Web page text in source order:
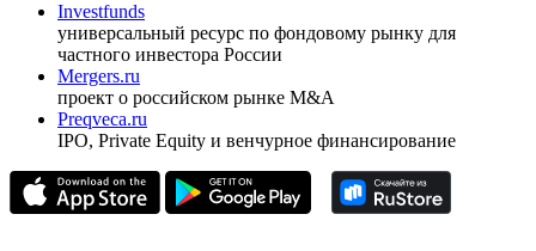
Investfunds
универсальный ресурс по фондовому рынку для
частного инвестора России
Mergers.ru
проект о российском рынке M&A
Preqveca.ru
IPO, Private Equity и венчурное финансирование